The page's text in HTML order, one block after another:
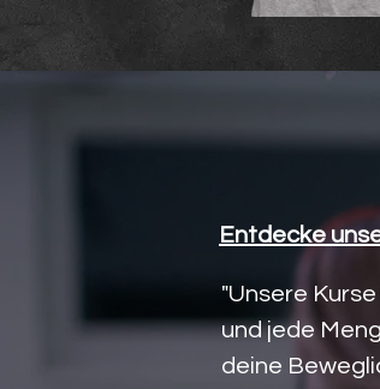
Entdecke
"Unsere
und jede
deine